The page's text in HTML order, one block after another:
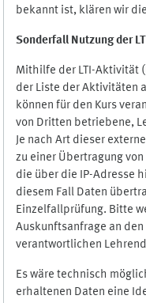
bekannt ist, klären wir
Sonderfall Nutzung der
Mithilfe der LTI-Aktivität
der Liste der Aktivitäten
können für den Kurs
von Dritten betriebene,
Je nach Art dieser
zu einer Übertragung
die über die IP-Adresse
diesem Fall Daten
Einzelfallprüfung. Bitte
Auskunftsanfrage an
verantwortlichen
Es wäre technisch
erhaltenen Daten eine